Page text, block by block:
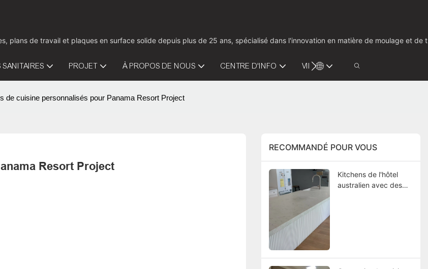
plans de travail et plaques en surface solide depuis plus de 25 ans, spécialisé dans l'innovation en matière de moulage et de
SANITAIRES PROJET À PROPOS DE NOUS CENTRE D'INFO VIDÉO CONTACTEZ-NOUS
de cuisine personnalisés pour Panama Resort Project
Resort Project
RECOMMANDÉ POUR VOUS
Kitchens de l'hôtel
australien avec des